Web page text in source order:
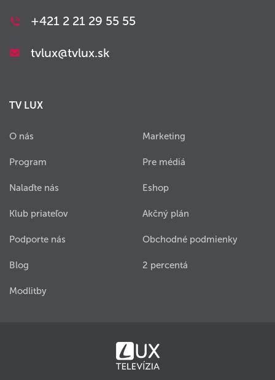
+421 2 21 29 55 55
tvlux@tvlux.sk
TV LUX
O nás
Program
Nalaďte nás
Klub priateľov
Podporte nás
Blog
Modlitby
Marketing
Pre médiá
Eshop
Akčný plán
Obchodné podmienky
2 percentá